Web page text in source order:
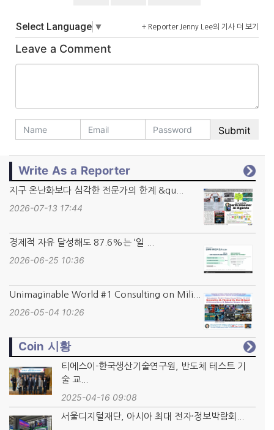
Select Language ▼ + Reporter Jenny Lee의 기사 더 보기
Leave a Comment
Write As a Reporter
지구 온난화보다 심각한 전문가의 한계 &qu...
2026-07-13 17:44
경제적 자유 달성해도 87.6%는 ‘일 ...
2026-06-25 10:36
Unimaginable World #1 Consulting on Mili...
2026-05-04 10:26
Coin 시황
티에스이-한국생산기술연구원, 반도체 테스트 기
술 교...
2025-04-16 09:08
서울디지털재단, 아시아 최대 전자·정보박람회...